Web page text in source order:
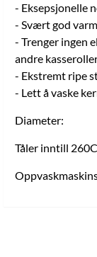
- Eksepsjonelle
- Svært god
- Trenger ingen
andre
- Ekstremt ripe
- Lett å vaske
Diameter:
Tåler inntill